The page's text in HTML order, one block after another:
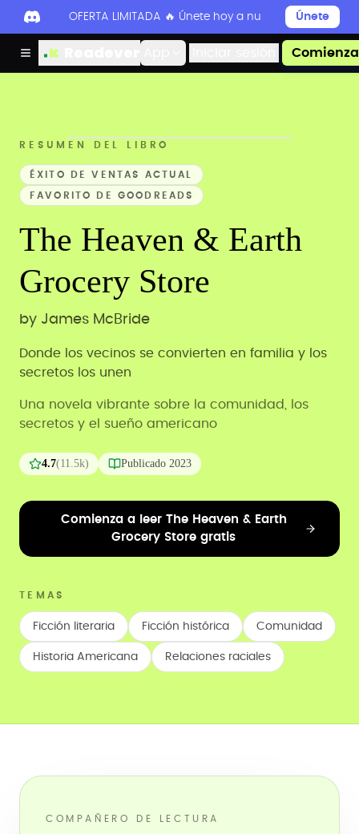
OFERTA LIMITADA 🔥 Únete hoy a nuestro Discord
Únete
RESUMEN DEL LIBRO
ÉXITO DE VENTAS ACTUAL
FAVORITO DE GOODREADS
The Heaven & Earth
Grocery Store
by James McBride
Donde los vecinos se convierten en familia y los
secretos los unen
Una novela vibrante sobre la comunidad, los
secretos y el sueño americano
4.7(11.5k) Publicado 2023
Comienza a leer The Heaven & Earth
Grocery Store gratis
TEMAS
Ficción literaria Ficción histórica Comunidad
Historia Americana Relaciones raciales
COMPAÑERO DE LECTURA